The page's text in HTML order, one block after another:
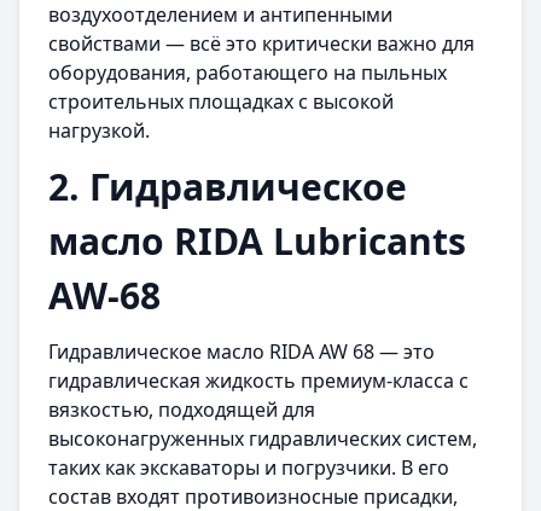
воздухоотделением и антипенными
свойствами — всё это критически важно для
оборудования, работающего на пыльных
строительных площадках с высокой
нагрузкой.
2. Гидравлическое
масло RIDA Lubricants
AW-68
Гидравлическое масло RIDA AW 68 — это
гидравлическая жидкость премиум-класса с
вязкостью, подходящей для
высоконагруженных гидравлических систем,
таких как экскаваторы и погрузчики. В его
состав входят противоизносные присадки,